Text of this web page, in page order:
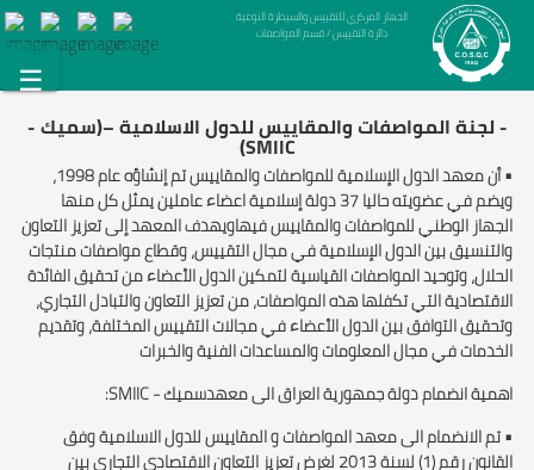
☰
الجهاز المركزي للتقييس والسيطرة النوعية
دائرة التقييس / قسم المواصفات
- لجنة المواصفات والمقاييس للدول الاسلامية –(سميك -
SMIIC)
• أن معهد الدول الإسلامية للمواصفات والمقاييس تم إنشاؤه عام 1998،
ويضم في عضويته حاليا 37 دولة إسلامية اعضاء عاملين يمثل كل منها
الجهاز الوطني للمواصفات والمقاييس فيهاويهدف المعهد إلى تعزيز التعاون
والتنسيق بين الدول الإسلامية في مجال التقييس، وقطاع مواصفات منتجات
الحلال، وتوحيد المواصفات القياسية لتمكين الدول الأعضاء من تحقيق الفائدة
الاقتصادية التي تكفلها هذه المواصفات، من تعزيز التعاون والتبادل التجاري،
وتحقيق التوافق بين الدول الأعضاء في مجالات التقييس المختلفة، وتقديم
الخدمات في مجال المعلومات والمساعدات الفنية والخبرات
اهمية انضمام دولة جمهورية العراق الى معهدسميك - SMIIC:
• تم الانضمام الى معهد المواصفات و المقاييس للدول الاسلامية وفق
القانون رقم (1) لسنة 2013 لغرض تعزيز التعاون الاقتصادي التجاري بين